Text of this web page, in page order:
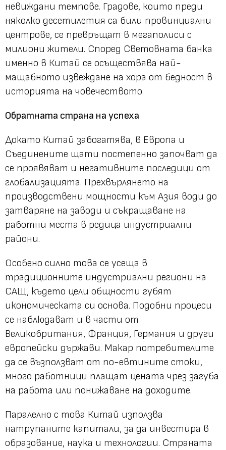
невиждани темпове. Градове, които преди
няколко десетилетия са били провинциални
центрове, се превръщат в мегаполиси с
милиони жители. Според Световната банка
именно в Китай се осъществява най-
мащабното извеждане на хора от бедност в
историята на човечеството.
Обратната страна на успеха
Докато Китай забогатява, в Европа и
Съединените щати постепенно започват да
се проявяват и негативните последици от
глобализацията. Прехвърлянето на
производствени мощности към Азия води до
затваряне на заводи и съкращаване на
работни места в редица индустриални
райони.
Особено силно това се усеща в
традиционните индустриални региони на
САЩ, където цели общности губят
икономическата си основа. Подобни процеси
се наблюдават и в части от
Великобритания, Франция, Германия и други
европейски държави. Макар потребителите
да се възползват от по-евтините стоки,
много работници плащат цената чрез загуба
на работа или понижаване на доходите.
Паралелно с това Китай използва
натрупаните капитали, за да инвестира в
образование, наука и технологии. Страната